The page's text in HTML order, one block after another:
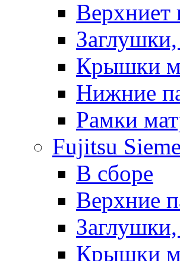
Верхниет
Крышки
Нижние
Рамки
Fujitsu
В сборе
Верхние
Крышки